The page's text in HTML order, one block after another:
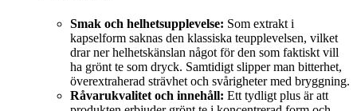
Smak och helhetsupplevelse: Som extrakt i
kapselform saknas den klassiska teupplevelsen, vilket
drar ner helhetskänslan något för den som faktiskt vill
ha grönt te som dryck. Samtidigt slipper man bitterhet,
överextraherad strävhet och svårigheter med bryggning.
Råvarukvalitet och innehåll: Ett tydligt plus är att